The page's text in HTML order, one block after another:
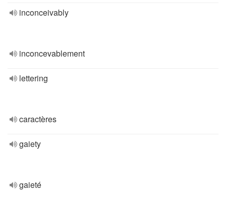
inconceivably
inconcevablement
lettering
caractères
gaiety
gaieté